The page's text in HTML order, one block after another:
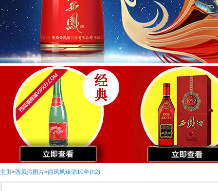
主页>西凤酒图片>西凤凤臻酒10年(h2)